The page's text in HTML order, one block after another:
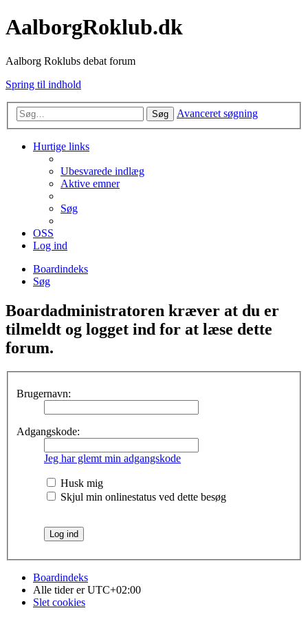
AalborgRoklub.dk
Aalborg Roklubs debat forum
Spring til indhold
Søg Avanceret søgning
Hurtige links
Ubesvarede indlæg
Aktive emner
Søg
OSS
Log ind
Boardindeks
Søg
Boardadministratoren kræver at du er
tilmeldt og logget ind for at læse dette
forum.
Brugernavn:
Adgangskode:
Jeg har glemt min adgangskode
Husk mig
Skjul min onlinestatus ved dette besøg
Boardindeks
Alle tider erUTC+02:00
Slet cookies